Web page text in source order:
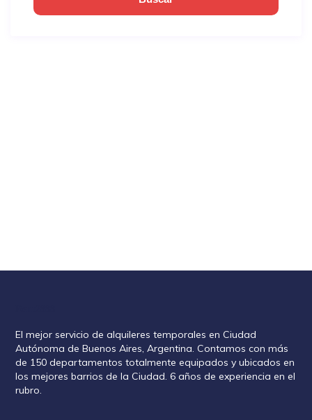
El mejor servicio de alquileres temporales en Ciudad
Autónoma de Buenos Aires, Argentina. Contamos con más
de 150 departamentos totalmente equipados y ubicados en
los mejores barrios de la Ciudad. 6 años de experiencia en el
rubro.